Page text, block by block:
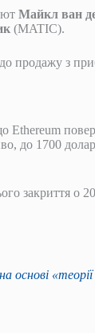
Майкл ван
(MATIC).
продажу з
Ethereum
до 1700
закриття о
«теорії